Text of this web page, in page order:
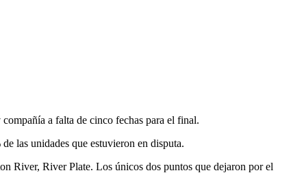
a falta de cinco fechas para el final.
las unidades que estuvieron en disputa.
River, River Plate. Los únicos dos puntos que dejaron por el